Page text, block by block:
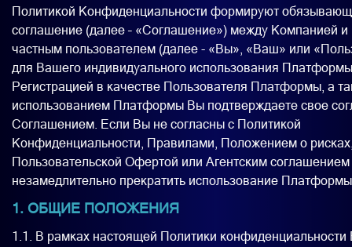
Политикой Конфиденциальности формируют
соглашение (далее – «Соглашение») между Компанией и
частным пользователем (далее - «Вы», «Ваш» или
для Вашего индивидуального использования
Регистрацией в качестве Пользователя Платформы, а
использованием Платформы Вы подтверждаете свое
Соглашением. Если Вы не согласны с Политикой
Конфиденциальности, Правилами, Положением о
Пользовательской Офертой или Агентским
незамедлительно прекратить использование
1. ОБЩИЕ ПОЛОЖЕНИЯ
1.1. В рамках настоящей Политики